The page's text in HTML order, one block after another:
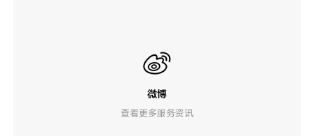
微博
查看更多服务资讯